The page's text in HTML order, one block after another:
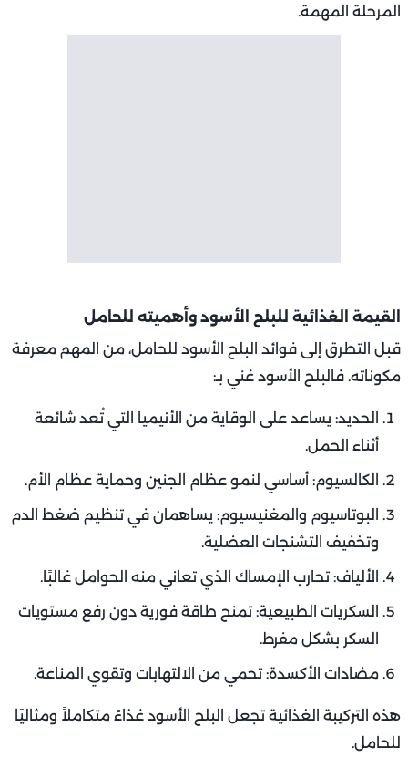
المرحلة المهمة.
القيمة الغذائية للبلح الأسود وأهميته للحامل
قبل التطرق إلى فوائد البلح الأسود للحامل، من المهم معرفة
مكوناته. فالبلح الأسود غني بـ:
الحديد: يساعد على الوقاية من الأنيميا التي تُعد شائعة
أثناء الحمل.
الكالسيوم: أساسي لنمو عظام الجنين وحماية عظام الأم.
البوتاسيوم والمغنيسيوم: يساهمان في تنظيم ضغط الدم
وتخفيف التشنجات العضلية.
الألياف: تحارب الإمساك الذي تعاني منه الحوامل غالبًا.
السكريات الطبيعية: تمنح طاقة فورية دون رفع مستويات
السكر بشكل مفرط.
مضادات الأكسدة: تحمي من الالتهابات وتقوي المناعة.
هذه التركيبة الغذائية تجعل البلح الأسود غذاءً متكاملاً ومثاليًا
للحامل.